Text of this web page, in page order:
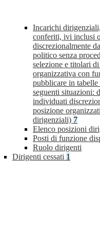
Incarichi
conferiti, ivi inclusi
discrezionalmente
politico senza
selezione e titolari
organizzativa con
pubblicare in
seguenti situazioni:
individuati
posizione
dirigenziali) 7
Elenco posizioni
Posti di funzione
Ruolo dirigenti
Dirigenti cessati 1